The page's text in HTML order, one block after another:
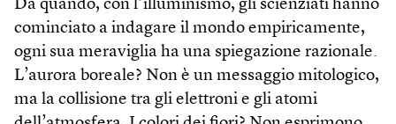
Da quando, con l’illuminismo, gli scienziati hanno
cominciato a indagare il mondo empiricamente,
ogni sua meraviglia ha una spiegazione razionale.
L’aurora boreale? Non è un messaggio mitologico,
ma la collisione tra gli elettroni e gli atomi